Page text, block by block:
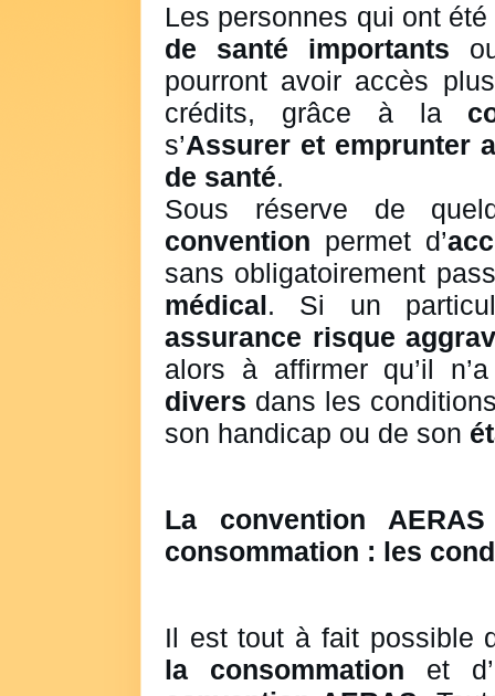
Les personnes qui ont été
de santé importants
pourront avoir accès
crédits, grâce à la
s’Assurer et emprunter
de santé.
Sous réserve de
convention permet d’
sans obligatoirement
médical. Si un
assurance risque
alors à affirmer qu’il
divers dans les
son handicap ou de son
La convention
consommation : les
Il est tout à fait possible
la consommation et